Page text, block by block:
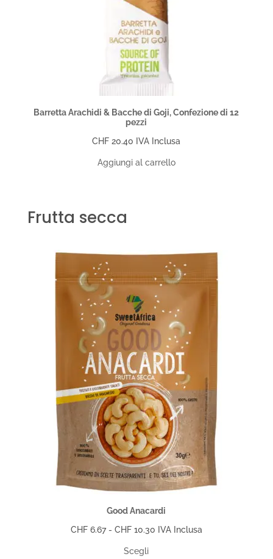
Barretta Arachidi & Bacche di Goji, Confezione di 12
pezzi
CHF 20.40 IVA Inclusa
Aggiungi al carrello
Frutta secca
Good Anacardi
CHF6.67 - CHF10.30Fascia
IVA Inclusa
Scegli